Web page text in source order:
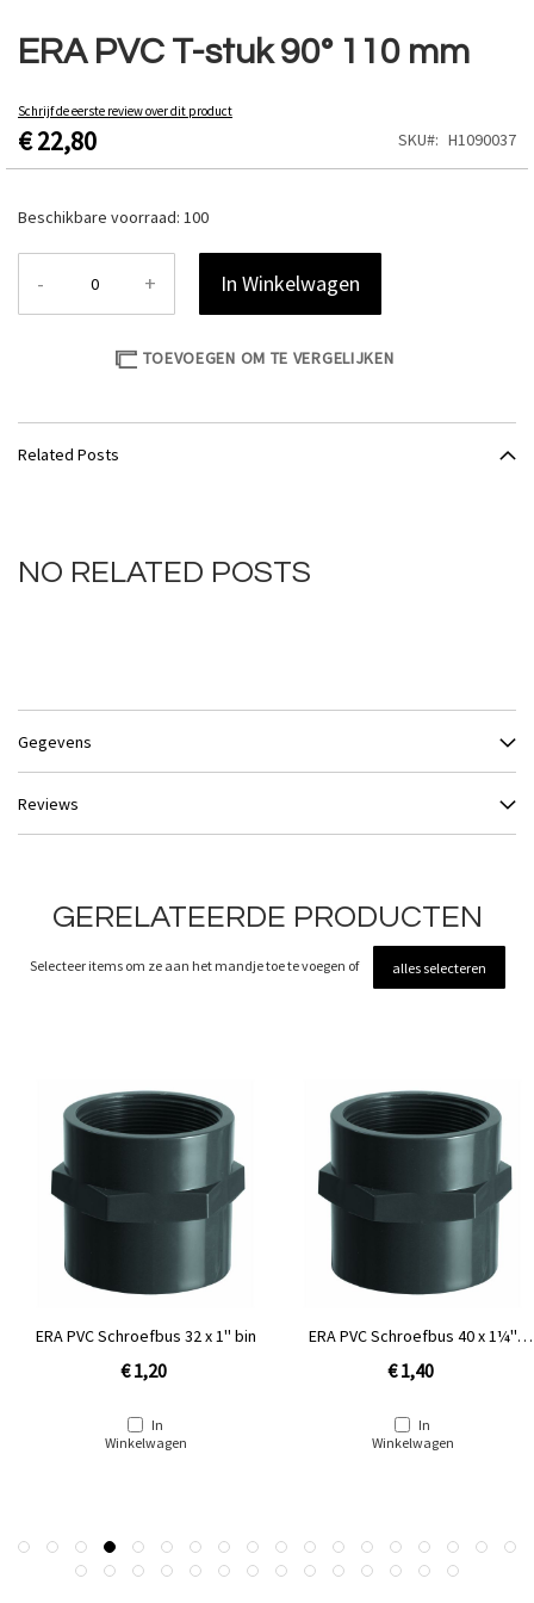
ERA PVC T-stuk 90° 110 mm
Schrijf de eerste review over dit product
€ 22,80 SKU H1090037
Beschikbare voorraad: 100
- + In Winkelwagen
TOEVOEGEN OM TE VERGELIJKEN
naar
het
van
de
afbeeldingen-
Related Posts
NO RELATED POSTS
Gegevens
Reviews
GERELATEERDE PRODUCTEN
Selecteer items om ze aan het mandje toe te voegen of alles selecteren
ERA PVC Schroefbus 32 x 1'' bin
€ 1,20
In
Winkelwagen
ERA PVC Schroefbus 40 x 1¼''
€ 1,40
In
Winkelwagen